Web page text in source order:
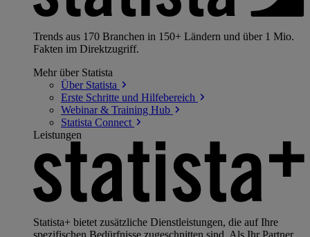
Trends aus 170 Branchen in 150+ Ländern und über 1 Mio.
Fakten im Direktzugriff.
Mehr über Statista
Über Statista
Erste Schritte und Hilfebereich
Webinar & Training Hub
Statista Connect
Leistungen
Statista+ bietet zusätzliche Dienstleistungen, die auf Ihre
spezifischen Bedürfnisse zugeschnitten sind. Als Ihr Partner